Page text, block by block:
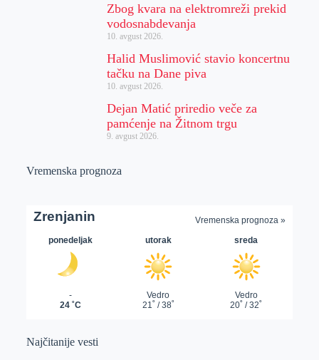
Zbog kvara na elektromreži prekid
vodosnabdevanja
10. avgust 2026.
Halid Muslimović stavio koncertnu
tačku na Dane piva
10. avgust 2026.
Dejan Matić priredio veče za
pamćenje na Žitnom trgu
9. avgust 2026.
Vremenska prognoza
Najčitanije vesti